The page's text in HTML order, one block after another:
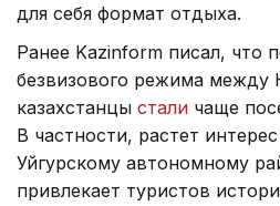
для себя формат отдыха.
Ранее Kazinform писал, что
безвизового режима между
казахстанцы стали чаще
В частности, растет
Уйгурскому автономному
привлекает туристов